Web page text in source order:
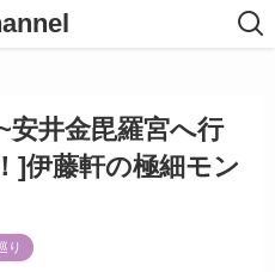
安井金毘羅宮へ行
]伊藤軒の極細モン
り